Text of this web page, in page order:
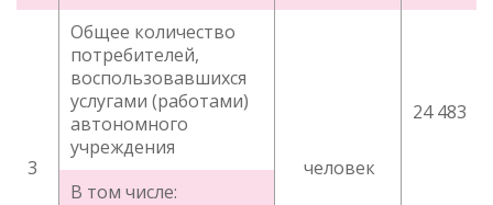
3
Общее количество
потребителей,
воспользовавшихся
услугами (работами)
автономного
учреждения
человек
24 483
В том числе: